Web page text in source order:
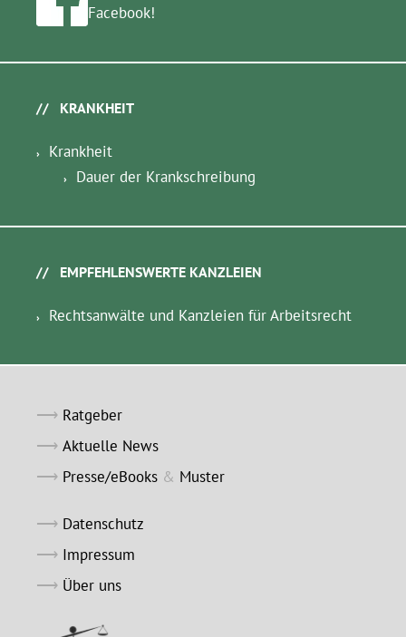
Facebook!
KRANKHEIT
Krankheit
Dauer der Krankschreibung
EMPFEHLENSWERTE KANZLEIEN
Rechtsanwälte und Kanzleien für Arbeitsrecht
Ratgeber
Aktuelle News
Presse/eBooks & Muster
Datenschutz
Impressum
Über uns